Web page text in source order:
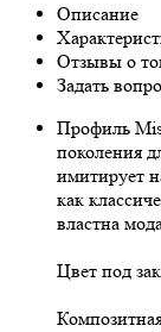
Описание
Отзывы о
Задать
Профиль
поколения
имитирует
как
властна
Цвет под